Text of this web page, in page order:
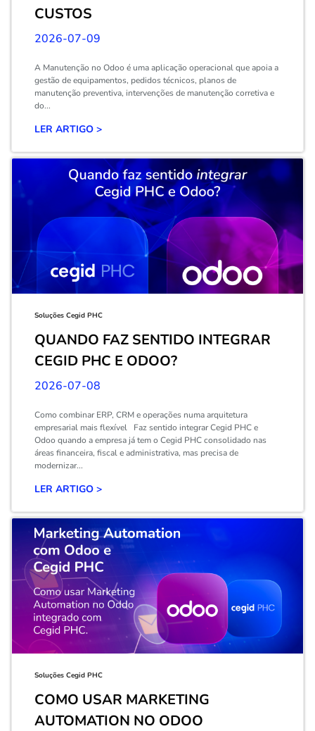
CUSTOS
2026-07-09
A Manutenção no Odoo é uma aplicação operacional que apoia a
gestão de equipamentos, pedidos técnicos, planos de
manutenção preventiva, intervenções de manutenção corretiva e
do...
LER ARTIGO >
Soluções Cegid PHC
QUANDO FAZ SENTIDO INTEGRAR
CEGID PHC E ODOO?
2026-07-08
Como combinar ERP, CRM e operações numa arquitetura
empresarial mais flexível Faz sentido integrar Cegid PHC e
Odoo quando a empresa já tem o Cegid PHC consolidado nas
áreas financeira, fiscal e administrativa, mas precisa de
modernizar...
LER ARTIGO >
Soluções Cegid PHC
COMO USAR MARKETING
AUTOMATION NO ODOO